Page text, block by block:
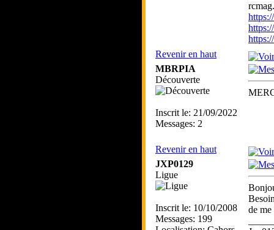
Revenir en haut
MBRPIA
Découverte
Inscrit le: 21/09/2022
Messages: 2
Revenir en haut
JXP0129
Ligue
Inscrit le: 10/10/2008
Messages: 199
de